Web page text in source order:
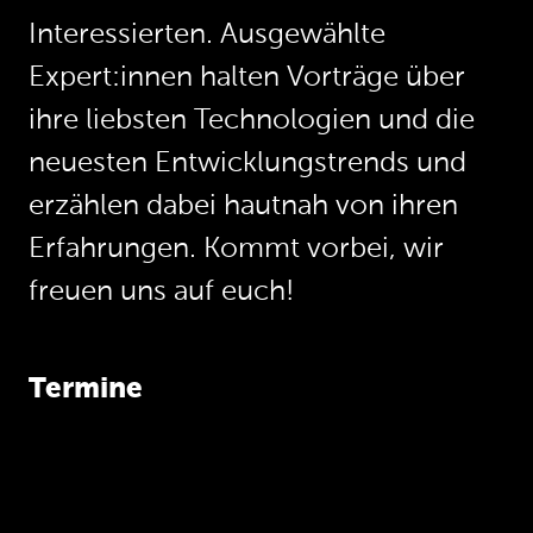
Interessierten. Ausgewählte
Expert:innen halten Vorträge über
ihre liebsten Technologien und die
neuesten Entwicklungstrends und
erzählen dabei hautnah von ihren
Erfahrungen. Kommt vorbei, wir
freuen uns auf euch!
Termine